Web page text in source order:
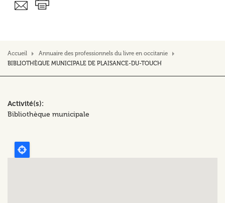
Accueil
Annuaire des professionnels du livre en occitanie
BIBLIOTHÈQUE MUNICIPALE DE PLAISANCE-DU-TOUCH
Activité(s)
Bibliothèque municipale